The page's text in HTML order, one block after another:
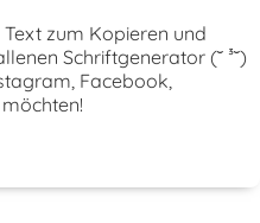
zum Kopieren und
Schriftgenerator (˘ ³˘)
Facebook,